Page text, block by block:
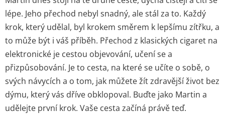
lépe. Jeho přechod nebyl snadný, ale stál za to. Každý
krok, který udělal, byl krokem směrem k lepšímu zítřku, a
to může být i váš příběh. Přechod z klasických cigaret na
elektronické je cestou objevování, učení se a
přizpůsobování. Je to cesta, na které se učíte o sobě, o
svých návycích a o tom, jak můžete žít zdravější život bez
dýmu, který vás dříve obklopoval. Buďte jako Martin a
udělejte první krok. Vaše cesta začíná právě teď.